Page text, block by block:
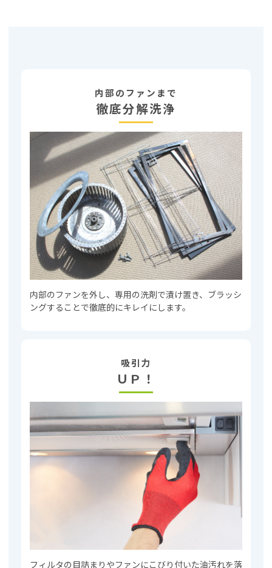
内部のファンまで
徹底分解洗浄
内部のファンを外し、専用の洗剤で漬け置き、ブラッシ
ングすることで徹底的にキレイにします。
吸引力
ＵＰ！
フィルタの目詰まりやファンにこびり付いた油汚れを落